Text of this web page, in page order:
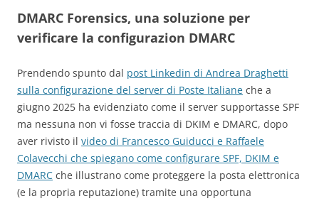
DMARC Forensics, una soluzione per
verificare la configurazion DMARC
Prendendo spunto dal post Linkedin di Andrea Draghetti
sulla configurazione del server di Poste Italiane che a
giugno 2025 ha evidenziato come il server supportasse SPF
ma nessuna non vi fosse traccia di DKIM e DMARC, dopo
aver rivisto il video di Francesco Guiducci e Raffaele
Colavecchi che spiegano come configurare SPF, DKIM e
DMARC che illustrano come proteggere la posta elettronica
(e la propria reputazione) tramite una opportuna